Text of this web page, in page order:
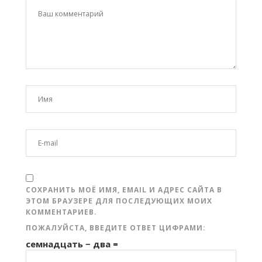
СОХРАНИТЬ МОЁ ИМЯ, EMAIL И АДРЕС САЙТА В
ЭТОМ БРАУЗЕРЕ ДЛЯ ПОСЛЕДУЮЩИХ МОИХ
КОММЕНТАРИЕВ.
ПОЖАЛУЙСТА, ВВЕДИТЕ ОТВЕТ ЦИФРАМИ:
семнадцать − два =